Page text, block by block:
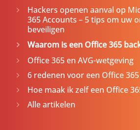
Hackers openen aanval op
365 Accounts – 5 tips om uw
beveiligen
Waarom is een Office 365
Office 365 en AVG-wetgeving
6 redenen voor een Office
Hoe maak ik zelf een Office
Alle artikelen